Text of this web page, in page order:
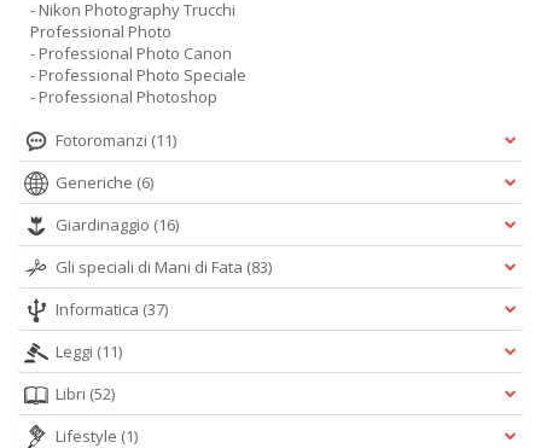
- Nikon Photography Trucchi
Professional Photo
- Professional Photo Canon
- Professional Photo Speciale
- Professional Photoshop
Fotoromanzi (11)
Generiche (6)
Giardinaggio (16)
Gli speciali di Mani di Fata (83)
Informatica (37)
Leggi (11)
Libri (52)
Lifestyle (1)